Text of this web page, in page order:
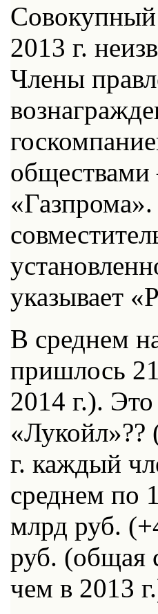
Совокупный
2013 г.
Члены
указывает
В среднем
пришлось
2014 г.).
г. каждый
среднем по
млрд руб.
руб. (общая
чем в 2013